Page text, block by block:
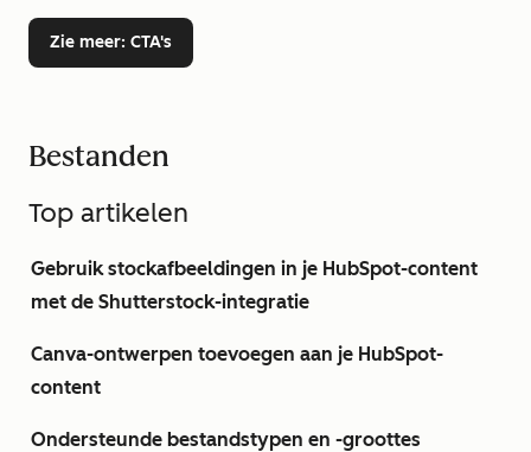
Zie meer: CTA's
Bestanden
Top artikelen
Gebruik stockafbeeldingen in je HubSpot-content
met de Shutterstock-integratie
Canva-ontwerpen toevoegen aan je HubSpot-
content
Ondersteunde bestandstypen en -groottes